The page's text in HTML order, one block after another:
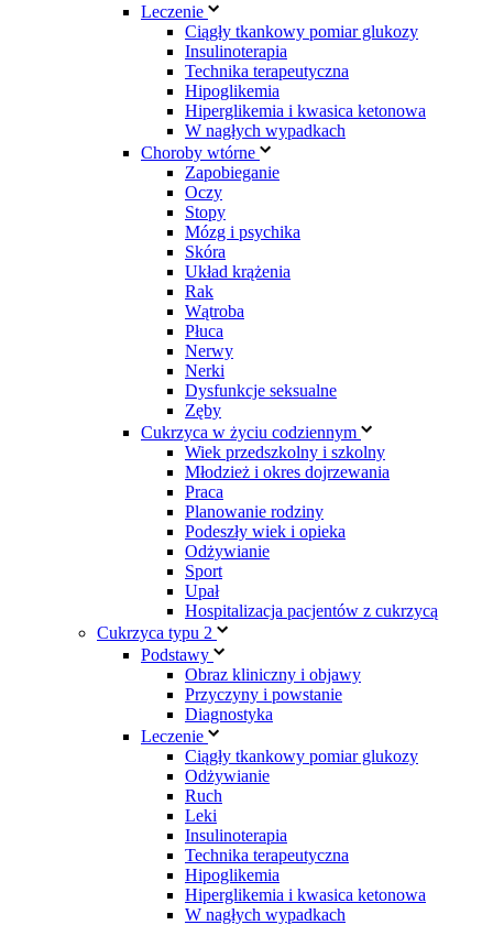
Leczenie
Ciągły tkankowy pomiar glukozy
Insulinoterapia
Technika terapeutyczna
Hipoglikemia
Hiperglikemia i kwasica ketonowa
W nagłych wypadkach
Choroby wtórne
Zapobieganie
Oczy
Stopy
Mózg i psychika
Skóra
Układ krążenia
Rak
Wątroba
Płuca
Nerwy
Nerki
Dysfunkcje seksualne
Zęby
Cukrzyca w życiu codziennym
Wiek przedszkolny i szkolny
Młodzież i okres dojrzewania
Praca
Planowanie rodziny
Podeszły wiek i opieka
Odżywianie
Sport
Upał
Hospitalizacja pacjentów z cukrzycą
Cukrzyca typu 2
Podstawy
Obraz kliniczny i objawy
Przyczyny i powstanie
Diagnostyka
Leczenie
Ciągły tkankowy pomiar glukozy
Odżywianie
Ruch
Leki
Insulinoterapia
Technika terapeutyczna
Hipoglikemia
Hiperglikemia i kwasica ketonowa
W nagłych wypadkach